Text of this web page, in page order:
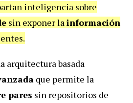
inteligencia sobre
sin exponer lainformación
arquitectura basada
que permite la
pares sin repositorios de